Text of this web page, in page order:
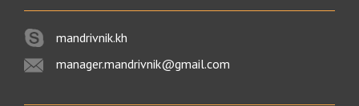
mandrivnik.kh
manager.mandrivnik@gmail.com